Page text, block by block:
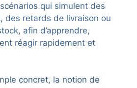
qui simulent des
des retards de livraison ou
afin d’apprendre,
réagir rapidement et
concret, la notion de